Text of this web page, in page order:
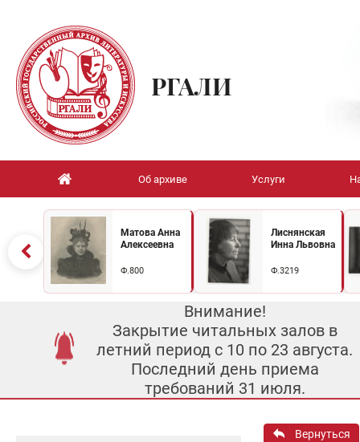
РГАЛИ
Об архиве Услуги
Матова Анна
Алексеевна
Ф.800
Лиснянская
Инна Львовна
Ф.3219
Внимание!
Закрытие читальных залов в
летний период с 10 по 23 августа.
Последний день приема
требований 31 июля.
Вернуться